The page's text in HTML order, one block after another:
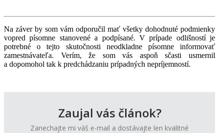
Na záver by som vám odporučil mať všetky dohodnuté podmienky
vopred písomne stanovené a podpísané. V prípade odlišností je
potrebné o tejto skutočnosti neodkladne písomne informovať
zamestnávateľa. Verím, že som vás aspoň sčasti usmernil
a dopomohol tak k predchádzaniu prípadných nepríjemností.
Zaujal vás článok?
Zanechajte mi váš e-mail a dostávajte len kvalitné